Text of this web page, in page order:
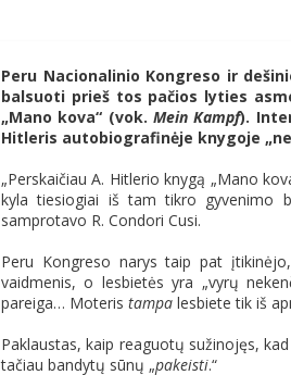
Peru Nacionalinio Kongreso ir
balsuoti prieš tos pačios lyties
„Mano kova“ (vok. Mein Kampf).
Hitleris autobiografinėje knygoje
„Perskaičiau A. Hitlerio knygą „Mano
kyla tiesiogiai iš tam tikro gyvenimo
samprotavo R. Condori Cusi.
Peru Kongreso narys taip pat
vaidmenis, o lesbietės yra „vyrų
pareiga… Moteris tampa lesbiete tik iš
Paklaustas, kaip reaguotų sužinojęs,
tačiau bandytų sūnų „pakeisti.“